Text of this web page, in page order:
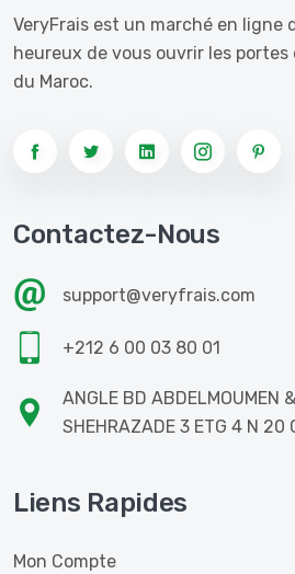
VeryFrais est un marché en ligne
heureux de vous ouvrir les
du Maroc.
Contactez-Nous
support@veryfrais.com
+212 6 00 03 80 01
ANGLE BD ABDELMOUMEN
SHEHRAZADE 3 ETG 4 N 20
Liens Rapides
Mon Compte